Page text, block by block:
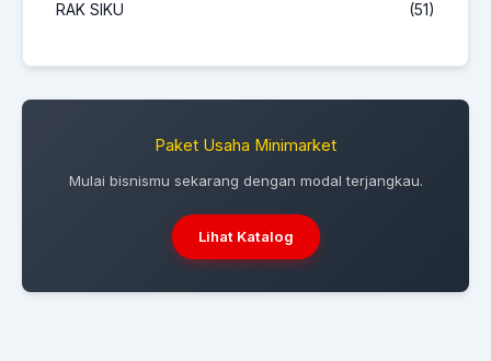
RAK SIKU (51)
Paket Usaha Minimarket
Mulai bisnismu sekarang dengan modal terjangkau.
Lihat Katalog